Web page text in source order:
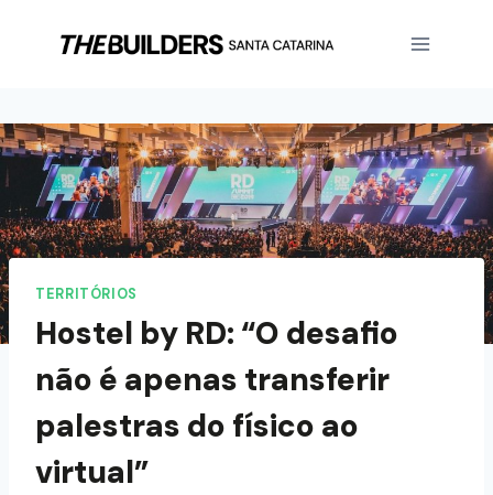
TERRITÓRIOS
Hostel by RD: “O desafio
não é apenas transferir
palestras do físico ao
virtual”